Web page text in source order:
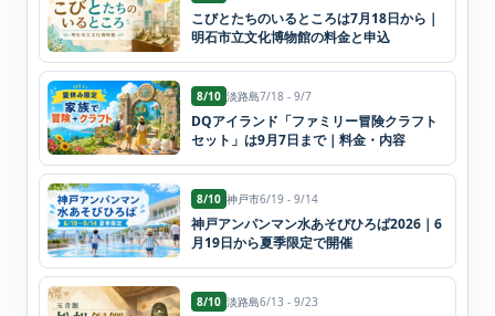
こびとたちのいるところは7月18日から｜
明石市立文化博物館の料金と申込
8/10 淡路島7/18 - 9/7
DQアイランド「ファミリー冒険クラフト
セット」は9月7日まで｜料金・内容
8/10 神戸市6/19 - 9/14
神戸アンパンマン水あそびひろば2026｜6
月19日から夏季限定で開催
8/10 淡路島6/13 - 9/23